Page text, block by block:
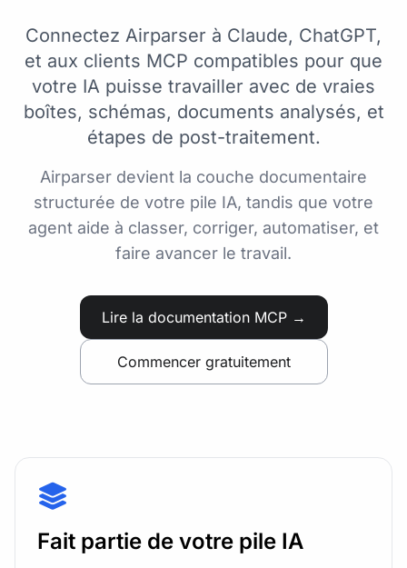
Connectez Airparser à Claude, ChatGPT,
et aux clients MCP compatibles pour que
votre IA puisse travailler avec de vraies
boîtes, schémas, documents analysés, et
étapes de post-traitement.
Airparser devient la couche documentaire
structurée de votre pile IA, tandis que votre
agent aide à classer, corriger, automatiser, et
faire avancer le travail.
Lire la documentation MCP →
Commencer gratuitement
Fait partie de votre pile IA